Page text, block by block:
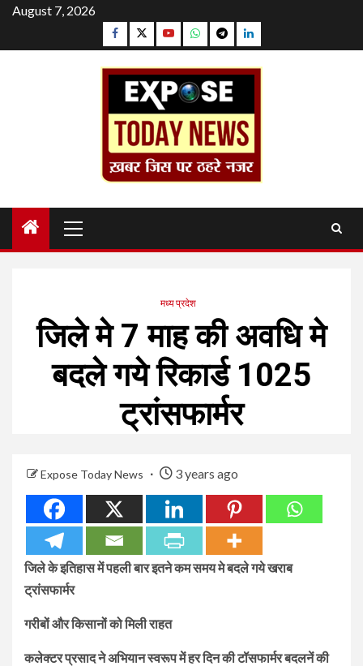
Skip
content
August 7, 2026
Facebook
TwitterYouTubeWhatsapp
TelegramLinkedin
Menu
मध्य प्रदेश
जिले मे 7 माह की अवधि मे
बदले गये रिकार्ड 1025
ट्रांसफार्मर
Expose Today News 3 years ago
जिले के इतिहास में पहली बार इतने कम समय मे बदले गये खराब
ट्रांसफार्मर
गरीबों और किसानों को मिली राहत
कलेक्टर प्रसाद ने अभियान स्वरूप में हर दिन की टॉसफार्मर बदलनें की